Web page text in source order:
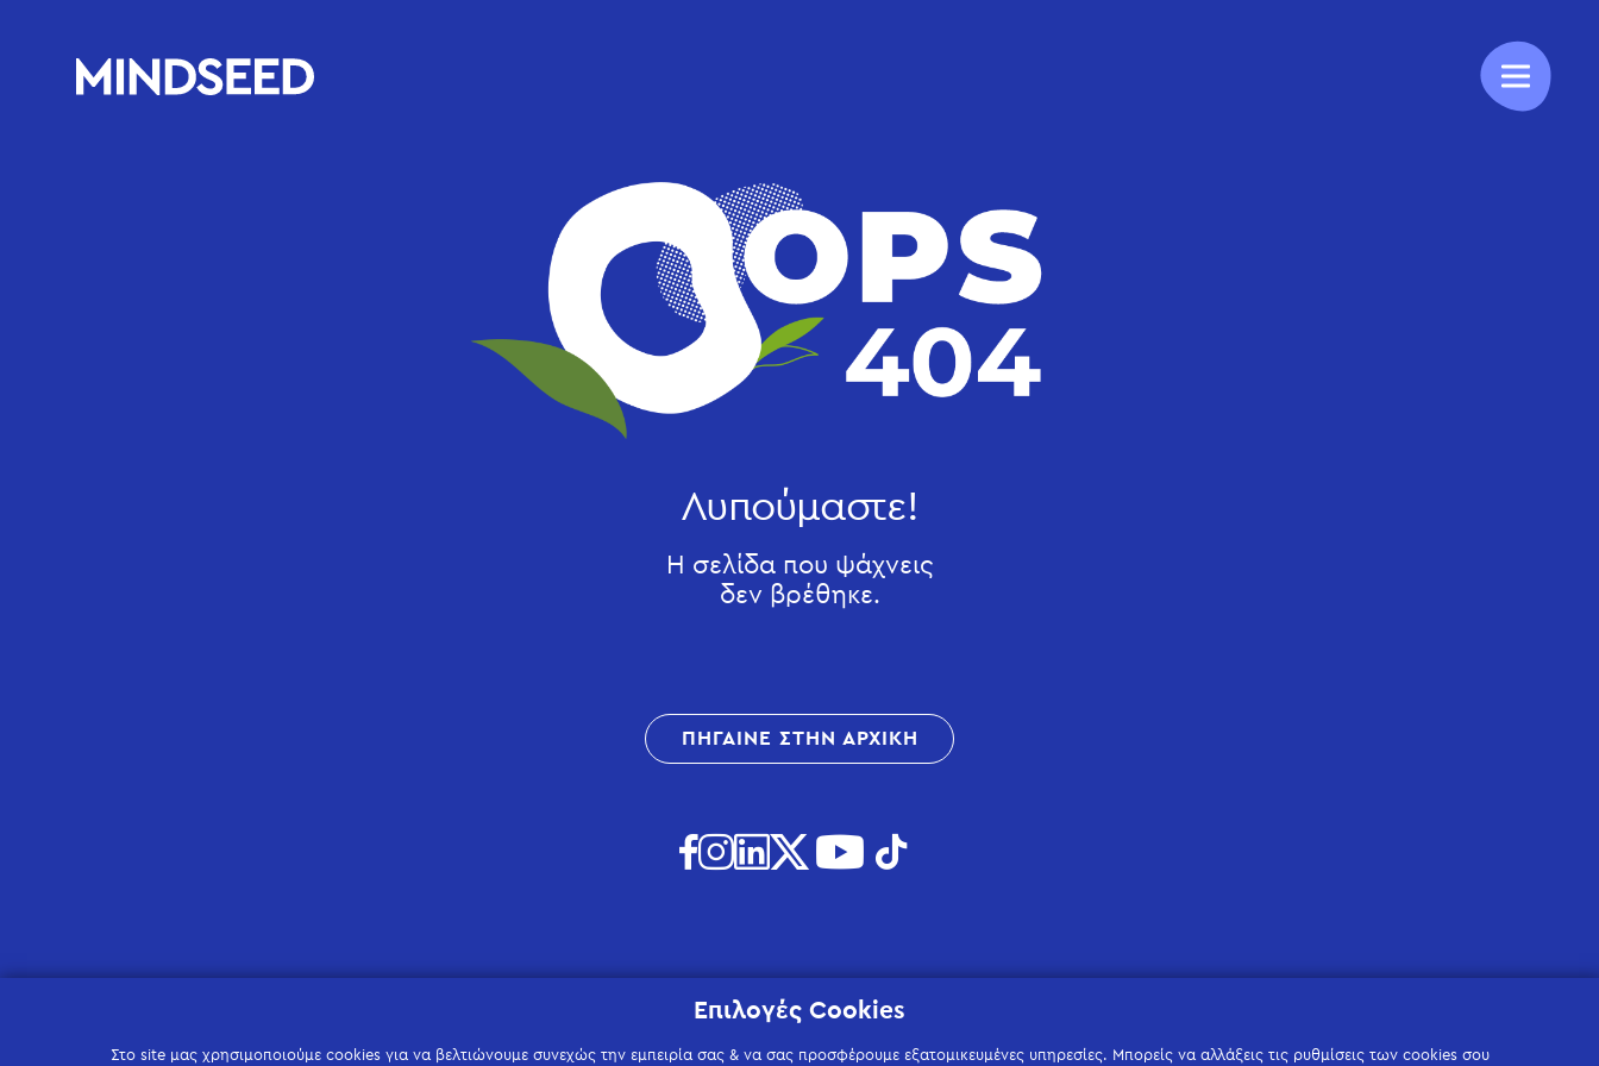
Λυπούμαστε!
Η σελίδα που ψάχνεις
δεν βρέθηκε.
ΠΗΓΑΙΝΕ ΣΤΗΝ ΑΡΧΙΚΗ
Επιλογές Cookies
Στο site μας χρησιμοποιούμε cookies για να βελτιώνουμε συνεχώς την εμπειρία σας & να σας προσφέρουμε εξατομικευμένες υπηρεσίες. Μπορείς να αλλάξεις τις ρυθμίσεις των cookies σου